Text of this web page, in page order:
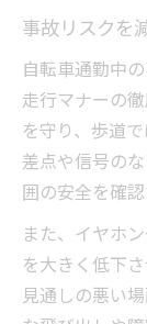
事故リスクを
自転車通勤中
走行マナーの
を守り、歩道
差点や信号の
囲の安全を確
また、イヤホ
を大きく低下
見通しの悪い